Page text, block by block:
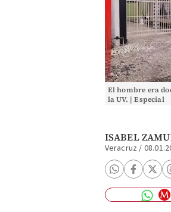
El hombre era
la UV. | Especial
ISABEL
Veracruz /